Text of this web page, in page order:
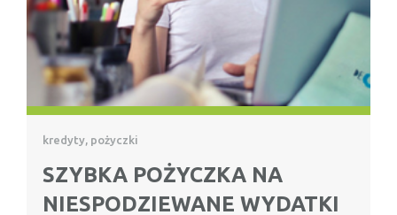
kredyty, pożyczki
SZYBKA POŻYCZKA NA
NIESPODZIEWANE WYDATKI